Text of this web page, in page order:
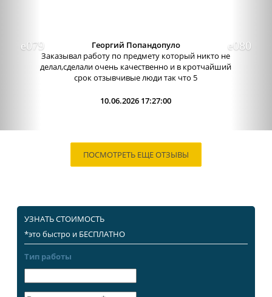
Георгий Попандопуло
Заказывал работу по предмету который никто не
делал,сделали очень качественно и в кротчайший
срок отзывчивые люди так что 5
10.06.2026 17:27:00
ПОСМОТРЕТЬ ЕЩЕ ОТЗЫВЫ
УЗНАТЬ СТОИМОСТЬ
*это быстро и БЕСПЛАТНО
Тип работы